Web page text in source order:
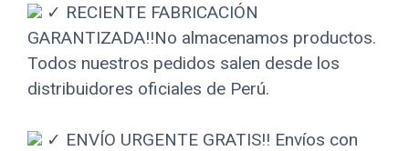
✓ RECIENTE FABRICACIÓN
GARANTIZADA!!No almacenamos productos.
Todos nuestros pedidos salen desde los
distribuidores oficiales de Perú.
✓ ENVÍO URGENTE GRATIS!! Envíos con